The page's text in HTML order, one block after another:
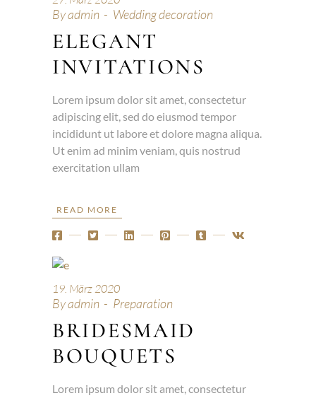
Byadmin Wedding decoration
ELEGANT
INVITATIONS
Lorem ipsum dolor sit amet, consectetur
adipiscing elit, sed do eiusmod tempor
incididunt ut labore et dolore magna aliqua.
Ut enim ad minim veniam, quis nostrud
exercitation ullam
READ MORE
19. März 2020
Byadmin Preparation
BRIDESMAID
BOUQUETS
Lorem ipsum dolor sit amet, consectetur